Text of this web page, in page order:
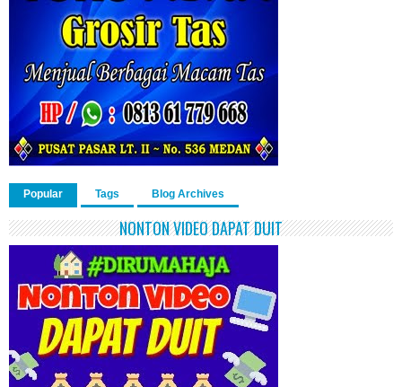
Popular Tags Blog Archives
NONTON VIDEO DAPAT DUIT